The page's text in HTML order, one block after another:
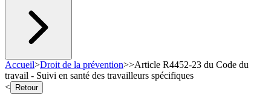
Accueil>Droit de la prévention>>Article R4452-23 du Code du
travail - Suivi en santé des travailleurs spécifiques
<
Retour